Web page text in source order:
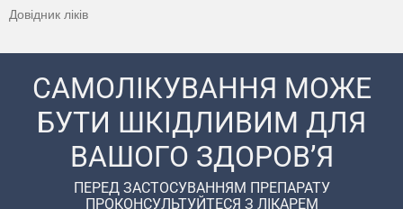
Довідник ліків
САМОЛІКУВАННЯ МОЖЕ
БУТИ ШКІДЛИВИМ ДЛЯ
ВАШОГО ЗДОРОВ’Я
ПЕРЕД ЗАСТОСУВАННЯМ ПРЕПАРАТУ
ПРОКОНСУЛЬТУЙТЕСЯ З ЛІКАРЕМ